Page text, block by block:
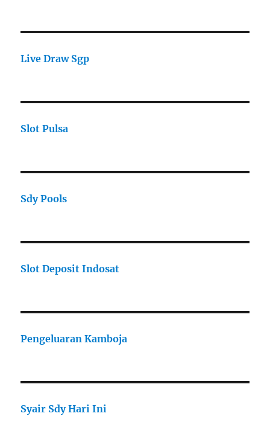
Live Draw Sgp
Slot Pulsa
Sdy Pools
Slot Deposit Indosat
Pengeluaran Kamboja
Syair Sdy Hari Ini